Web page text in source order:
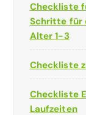
Checkliste
Schritte für
Alter 1-3
Checkliste
Checkliste
Laufzeiten